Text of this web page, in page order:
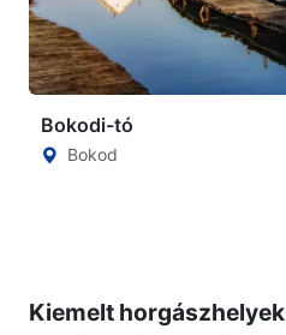
Bokodi-tó
Bokod
Kiemelt horgászhelyek